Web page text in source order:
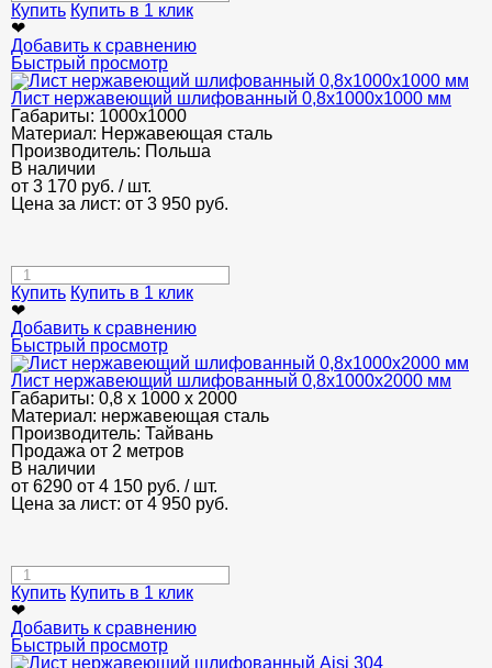
Купить Купить в 1 клик
❤
Добавить к сравнению
Быстрый просмотр
Лист нержавеющий шлифованный 0,8х1000х1000 мм
Габариты: 1000х1000
Материал: Нержавеющая сталь
Производитель: Польша
В наличии
от 3 170 руб. / шт.
Цена за лист: от 3 950 руб.
Купить Купить в 1 клик
❤
Добавить к сравнению
Быстрый просмотр
Лист нержавеющий шлифованный 0,8х1000х2000 мм
Габариты: 0,8 х 1000 х 2000
Материал: нержавеющая сталь
Производитель: Тайвань
Продажа от 2 метров
В наличии
от 6290 от 4 150 руб. / шт.
Цена за лист: от 4 950 руб.
Купить Купить в 1 клик
❤
Добавить к сравнению
Быстрый просмотр